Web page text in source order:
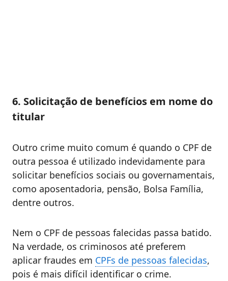
6. Solicitação de benefícios em nome do
titular
Outro crime muito comum é quando o CPF de
outra pessoa é utilizado indevidamente para
solicitar benefícios sociais ou governamentais,
como aposentadoria, pensão, Bolsa Família,
dentre outros.
Nem o CPF de pessoas falecidas passa batido.
Na verdade, os criminosos até preferem
aplicar fraudes em CPFs de pessoas falecidas,
pois é mais difícil identificar o crime.